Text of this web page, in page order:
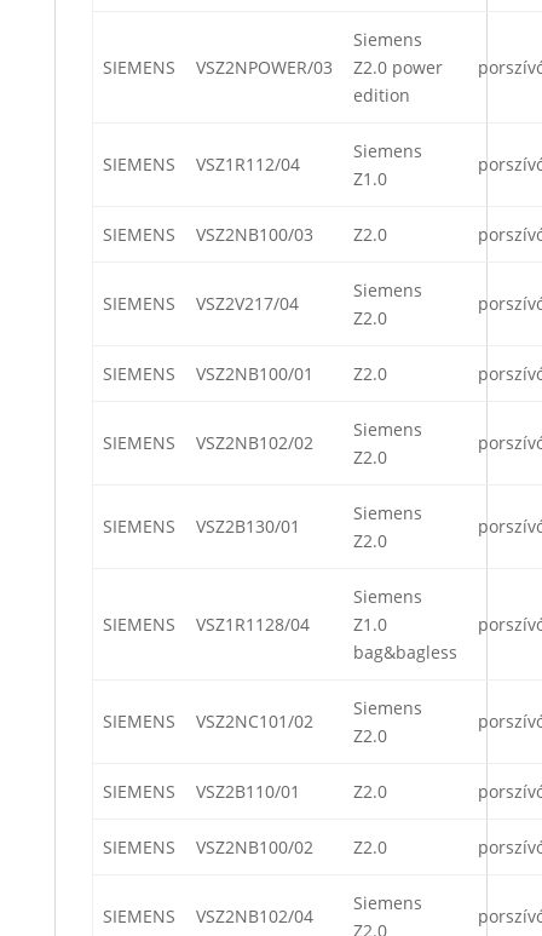
SIEMENS VSZ2NPOWER/03
Siemens
Z2.0 power
edition
SIEMENS VSZ1R112/04
Siemens
Z1.0
SIEMENS VSZ2NB100/03 Z2.0
SIEMENS VSZ2V217/04
Siemens
Z2.0
SIEMENS VSZ2NB100/01 Z2.0
SIEMENS VSZ2NB102/02
Siemens
Z2.0
SIEMENS VSZ2B130/01
Siemens
Z2.0
SIEMENS VSZ1R1128/04
Siemens
Z1.0
bag&bagless
SIEMENS VSZ2NC101/02
Siemens
Z2.0
SIEMENS VSZ2B110/01 Z2.0
SIEMENS VSZ2NB100/02 Z2.0
SIEMENS VSZ2NB102/04
Siemens
Z2.0